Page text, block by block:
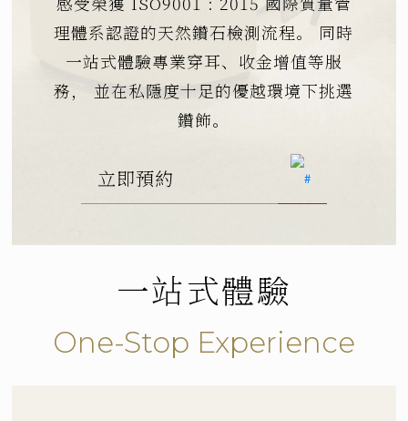
理體系認證的天然鑽石檢測流程。
同時
一站式體驗專業穿耳、收金增值等服
務，
並在私隱度十足的優越環境下挑選
鑽飾。
立即預約
一站式體驗
One-Stop Experience